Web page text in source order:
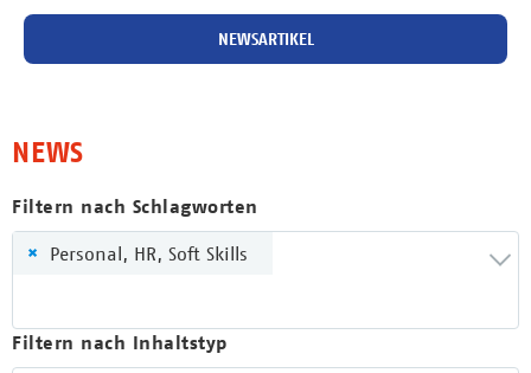
NEWSARTIKEL
NEWS
Filtern nach Schlagworten
× Personal, HR, Soft Skills
Filtern nach Inhaltstyp